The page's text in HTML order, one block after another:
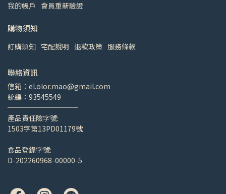
我的帳戶 會員重新驗證
購物須知
訂購須知 宅配說明 退款政策 服務條款
聯絡資訊
信箱：el.olor.mao@gmail.com
統編：93545549
──────────
產品責任險字號:
1503字第13PD01179號
食品登錄字號:
D-202260968-00000-5